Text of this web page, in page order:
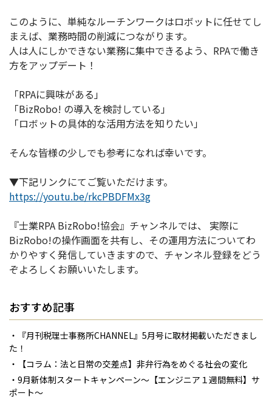
このように、単純なルーチンワークはロボットに任せてし
まえば、業務時間の削減につながります。
人は人にしかできない業務に集中できるよう、RPAで働き
方をアップデート！
「RPAに興味がある」
「BizRobo! の導入を検討している」
「ロボットの具体的な活用方法を知りたい」
そんな皆様の少しでも参考になれば幸いです。
▼下記リンクにてご覧いただけます。
https://youtu.be/rkcPBDFMx3g
『士業RPA BizRobo!協会』チャンネルでは、 実際に
BizRobo!の操作画面を共有し、その運用方法についてわ
かりやすく発信していきますので、チャンネル登録をどう
ぞよろしくお願いいたします。
おすすめ記事
・『月刊税理士事務所CHANNEL』5月号に取材掲載いただきまし
た！
・【コラム：法と日常の交差点】非弁行為をめぐる社会の変化
・9月新体制スタートキャンペーン～【エンジニア１週間無料】サ
ポート～